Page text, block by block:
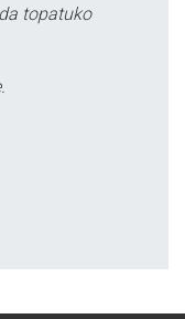
topatuko